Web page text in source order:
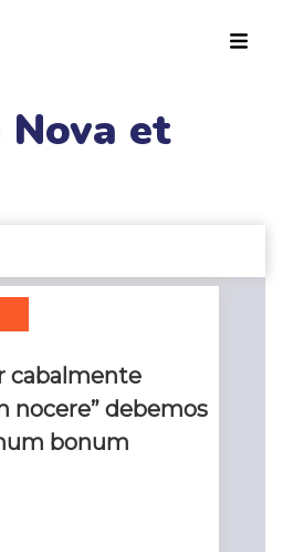
Nova et
cabalmente
nocere” debemos
bonum